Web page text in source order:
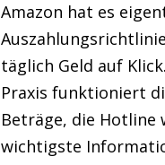
Amazon hat es
täglich Geld auf
Praxis funktioniert
Beträge, die Hotline
wichtigste